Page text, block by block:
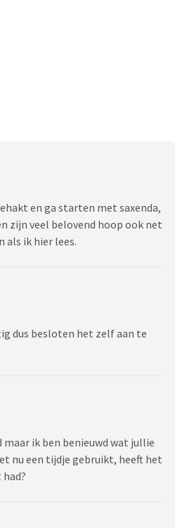
en ga starten met saxenda,
zijn veel belovend hoop ook net
als ik hier lees.
dus besloten het zelf aan te
maar ik ben benieuwd wat jullie
nu een tijdje gebruikt, heeft het